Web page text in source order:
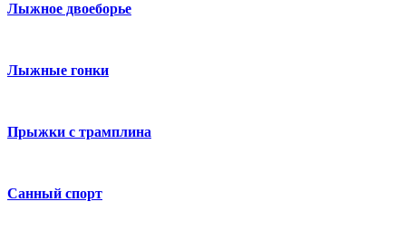
Лыжное двоеборье
Лыжные гонки
Прыжки с трамплина
Санный спорт